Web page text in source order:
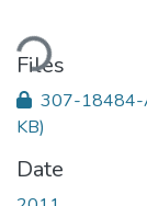
Files
307-18484-
KB)
Date